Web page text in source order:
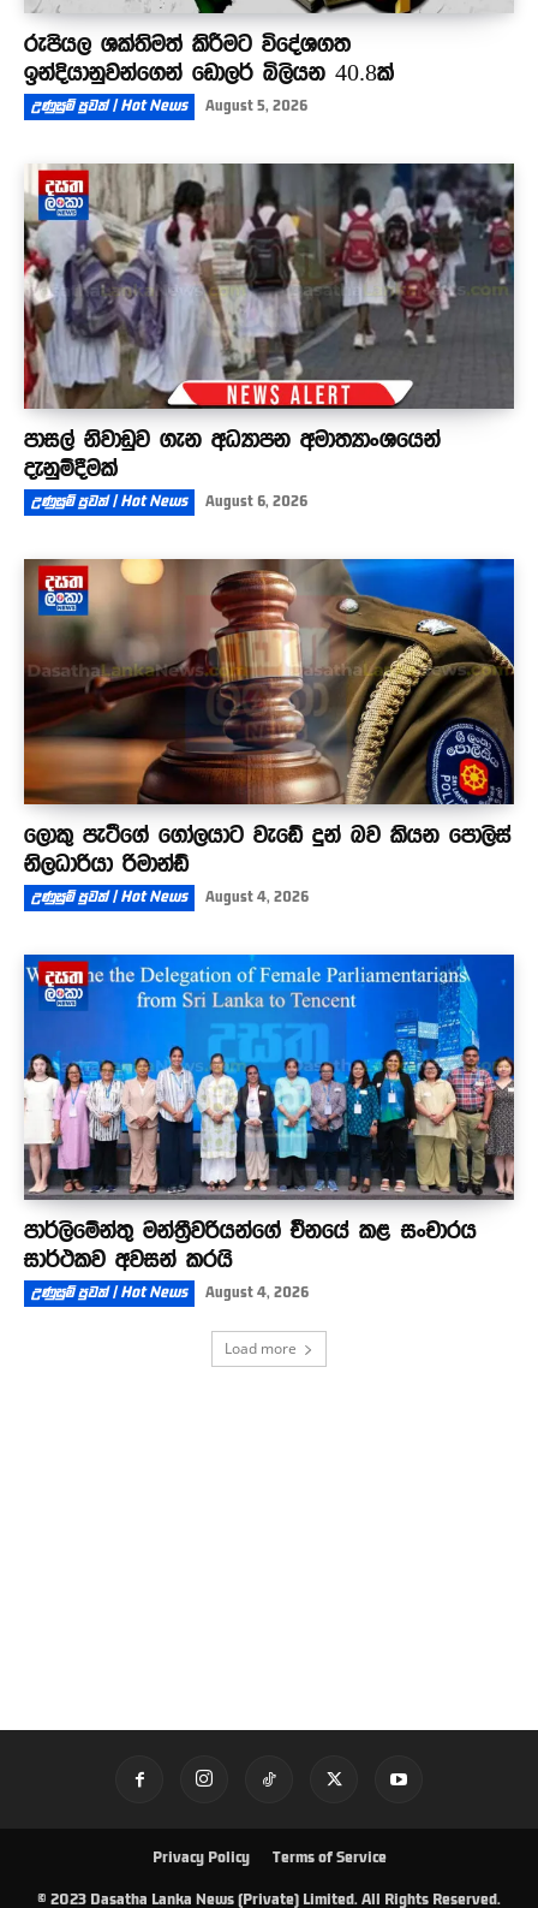
රුපියල ශක්තිමත් කිරීමට විදේශගත
ඉන්දියානුවන්ගෙන් ඩොලර් බිලියන 40.8ක්
උණුසුම් පුවත් | Hot News August 5, 2026
පාසල් නිවාඩුව ගැන අධ්‍යාපන අමාත්‍යාංශයෙන්
දැනුම්දීමක්
උණුසුම් පුවත් | Hot News August 6, 2026
ලොකු පැටීගේ ගෝලයාට වැඩේ දුන් බව කියන පොලිස්
නිලධාරියා රිමාන්ඩ්
උණුසුම් පුවත් | Hot News August 4, 2026
පාර්ලිමේන්තු මන්ත්‍රීවරියන්ගේ චීනයේ කළ සංචාරය
සාර්ථකව අවසන් කරයි
උණුසුම් පුවත් | Hot News August 4, 2026
Load more
Privacy Policy Terms of Service
© 2023 Dasatha Lanka News (Private) Limited. All Rights Reserved.